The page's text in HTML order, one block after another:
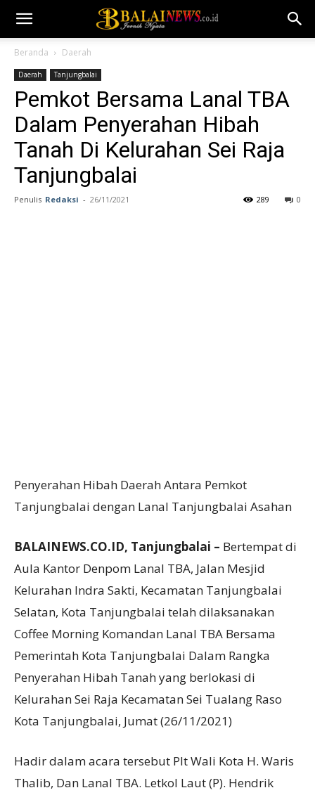
Beranda Daerah
Daerah Tanjungbalai
Pemkot Bersama Lanal TBA
Dalam Penyerahan Hibah
Tanah Di Kelurahan Sei Raja
Tanjungbalai
Penulis Redaksi - 26/11/2021 0
289
Penyerahan Hibah Daerah Antara Pemkot
Tanjungbalai dengan Lanal Tanjungbalai Asahan
BALAINEWS.CO.ID, Tanjungbalai – Bertempat di
Aula Kantor Denpom Lanal TBA, Jalan Mesjid
Kelurahan Indra Sakti, Kecamatan Tanjungbalai
Selatan, Kota Tanjungbalai telah dilaksanakan
Coffee Morning Komandan Lanal TBA Bersama
Pemerintah Kota Tanjungbalai Dalam Rangka
Penyerahan Hibah Tanah yang berlokasi di
Kelurahan Sei Raja Kecamatan Sei Tualang Raso
Kota Tanjungbalai, Jumat (26/11/2021)
Hadir dalam acara tersebut Plt Wali Kota H. Waris
Thalib, Dan Lanal TBA. Letkol Laut (P). Hendrik